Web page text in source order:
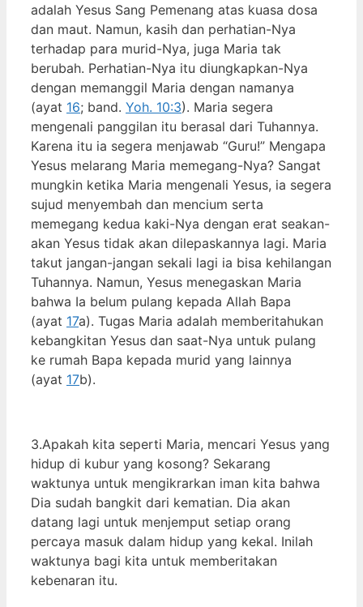
adalah Yesus Sang Pemenang atas kuasa dosa
dan maut. Namun, kasih dan perhatian-Nya
terhadap para murid-Nya, juga Maria tak
berubah. Perhatian-Nya itu diungkapkan-Nya
dengan memanggil Maria dengan namanya
(ayat 16; band. Yoh. 10:3). Maria segera
mengenali panggilan itu berasal dari Tuhannya.
Karena itu ia segera menjawab “Guru!” Mengapa
Yesus melarang Maria memegang-Nya? Sangat
mungkin ketika Maria mengenali Yesus, ia segera
sujud menyembah dan mencium serta
memegang kedua kaki-Nya dengan erat seakan-
akan Yesus tidak akan dilepaskannya lagi. Maria
takut jangan-jangan sekali lagi ia bisa kehilangan
Tuhannya. Namun, Yesus menegaskan Maria
bahwa Ia belum pulang kepada Allah Bapa
(ayat 17a). Tugas Maria adalah memberitahukan
kebangkitan Yesus dan saat-Nya untuk pulang
ke rumah Bapa kepada murid yang lainnya
(ayat 17b).
3.Apakah kita seperti Maria, mencari Yesus yang
hidup di kubur yang kosong? Sekarang
waktunya untuk mengikrarkan iman kita bahwa
Dia sudah bangkit dari kematian. Dia akan
datang lagi untuk menjemput setiap orang
percaya masuk dalam hidup yang kekal. Inilah
waktunya bagi kita untuk memberitakan
kebenaran itu.